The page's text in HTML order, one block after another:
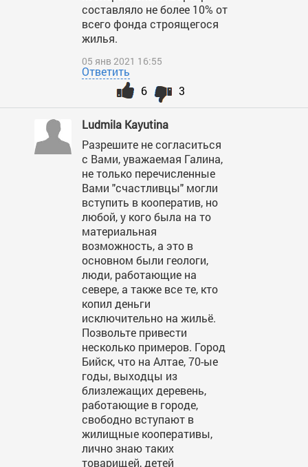
составляло не более 10% от
всего фонда строящегося
жилья.
05 янв 2021 16:55
Ответить
3
6
Ludmila Kayutina
Разрешите не согласиться
с Вами, уважаемая Галина,
не только перечисленные
Вами "счастливцы" могли
вступить в кооператив, но
любой, у кого была на то
материальная
возможность, а это в
основном были геологи,
люди, работающие на
севере, а также все те, кто
копил деньги
исключительно на жильё.
Позвольте привести
несколько примеров. Город
Бийск, что на Алтае, 70-ые
годы, выходцы из
близлежащих деревень,
работающие в городе,
свободно вступают в
жилищные кооперативы,
лично знаю таких
товарищей, детей